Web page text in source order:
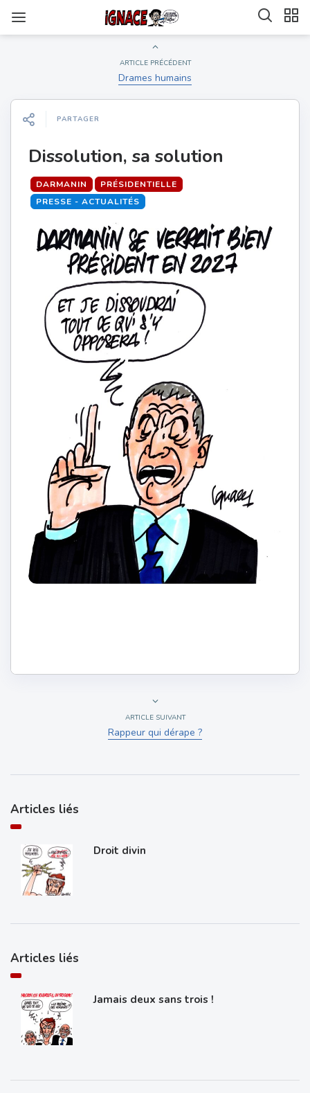
ARTICLE PRÉCÉDENT
Drames humains
PARTAGER
Dissolution, sa solution
DARMANIN
PRÉSIDENTIELLE
PRESSE - ACTUALITÉS
ARTICLE SUIVANT
Rappeur qui dérape ?
Articles liés
Droit divin
Articles liés
Jamais deux sans trois !